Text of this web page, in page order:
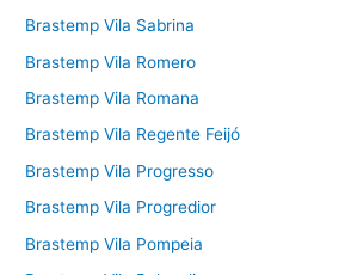
Brastemp Vila Sabrina
Brastemp Vila Romero
Brastemp Vila Romana
Brastemp Vila Regente Feijó
Brastemp Vila Progresso
Brastemp Vila Progredior
Brastemp Vila Pompeia